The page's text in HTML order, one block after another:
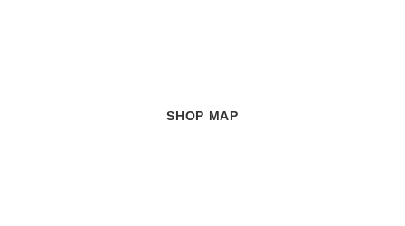
SHOP MAP